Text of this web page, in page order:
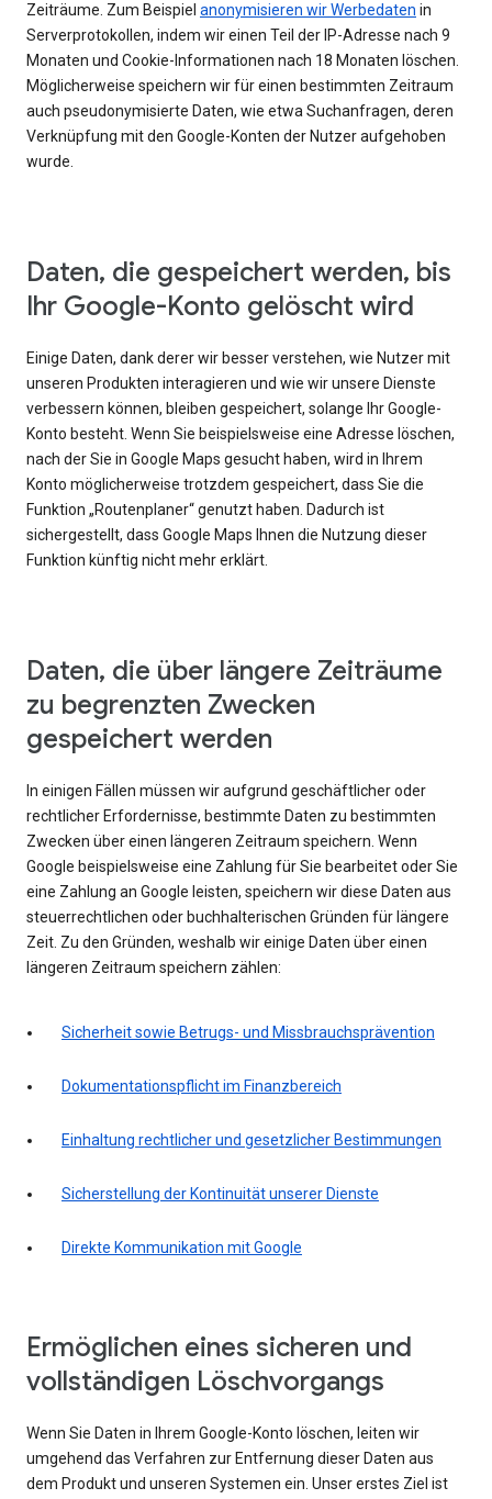
Zeiträume. Zum Beispiel anonymisieren wir Werbedaten in
Serverprotokollen, indem wir einen Teil der IP-Adresse nach 9
Monaten und Cookie-Informationen nach 18 Monaten löschen.
Möglicherweise speichern wir für einen bestimmten Zeitraum
auch pseudonymisierte Daten, wie etwa Suchanfragen, deren
Verknüpfung mit den Google-Konten der Nutzer aufgehoben
wurde.
Daten, die gespeichert werden, bis
Ihr Google-Konto gelöscht wird
Einige Daten, dank derer wir besser verstehen, wie Nutzer mit
unseren Produkten interagieren und wie wir unsere Dienste
verbessern können, bleiben gespeichert, solange Ihr Google-
Konto besteht. Wenn Sie beispielsweise eine Adresse löschen,
nach der Sie in Google Maps gesucht haben, wird in Ihrem
Konto möglicherweise trotzdem gespeichert, dass Sie die
Funktion „Routenplaner“ genutzt haben. Dadurch ist
sichergestellt, dass Google Maps Ihnen die Nutzung dieser
Funktion künftig nicht mehr erklärt.
Daten, die über längere Zeiträume
zu begrenzten Zwecken
gespeichert werden
In einigen Fällen müssen wir aufgrund geschäftlicher oder
rechtlicher Erfordernisse, bestimmte Daten zu bestimmten
Zwecken über einen längeren Zeitraum speichern. Wenn
Google beispielsweise eine Zahlung für Sie bearbeitet oder Sie
eine Zahlung an Google leisten, speichern wir diese Daten aus
steuerrechtlichen oder buchhalterischen Gründen für längere
Zeit. Zu den Gründen, weshalb wir einige Daten über einen
längeren Zeitraum speichern zählen:
Sicherheit sowie Betrugs- und Missbrauchsprävention
Dokumentationspflicht im Finanzbereich
Einhaltung rechtlicher und gesetzlicher Bestimmungen
Sicherstellung der Kontinuität unserer Dienste
Direkte Kommunikation mit Google
Ermöglichen eines sicheren und
vollständigen Löschvorgangs
Wenn Sie Daten in Ihrem Google-Konto löschen, leiten wir
umgehend das Verfahren zur Entfernung dieser Daten aus
dem Produkt und unseren Systemen ein. Unser erstes Ziel ist